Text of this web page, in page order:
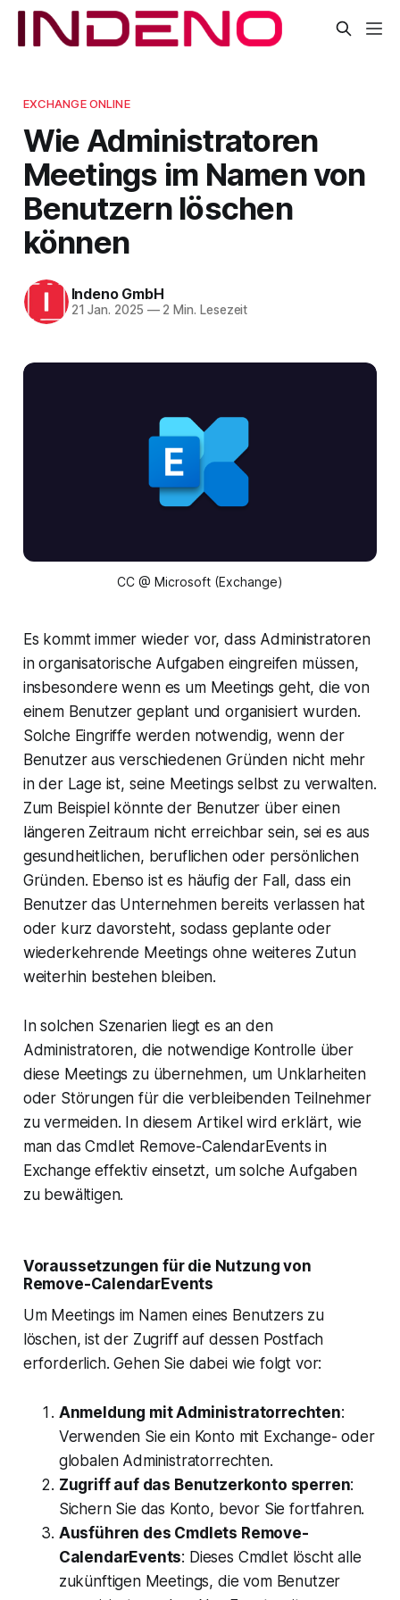
EXCHANGE ONLINE
Wie Administratoren
Meetings im Namen von
Benutzern löschen
können
Indeno GmbH
21 Jan. 2025 —2 Min. Lesezeit
CC @ Microsoft (Exchange)
Es kommt immer wieder vor, dass Administratoren
in organisatorische Aufgaben eingreifen müssen,
insbesondere wenn es um Meetings geht, die von
einem Benutzer geplant und organisiert wurden.
Solche Eingriffe werden notwendig, wenn der
Benutzer aus verschiedenen Gründen nicht mehr
in der Lage ist, seine Meetings selbst zu verwalten.
Zum Beispiel könnte der Benutzer über einen
längeren Zeitraum nicht erreichbar sein, sei es aus
gesundheitlichen, beruflichen oder persönlichen
Gründen. Ebenso ist es häufig der Fall, dass ein
Benutzer das Unternehmen bereits verlassen hat
oder kurz davorsteht, sodass geplante oder
wiederkehrende Meetings ohne weiteres Zutun
weiterhin bestehen bleiben.
In solchen Szenarien liegt es an den
Administratoren, die notwendige Kontrolle über
diese Meetings zu übernehmen, um Unklarheiten
oder Störungen für die verbleibenden Teilnehmer
zu vermeiden. In diesem Artikel wird erklärt, wie
man das Cmdlet Remove-CalendarEvents in
Exchange effektiv einsetzt, um solche Aufgaben
zu bewältigen.
Voraussetzungen für die Nutzung von
Remove-CalendarEvents
Um Meetings im Namen eines Benutzers zu
löschen, ist der Zugriff auf dessen Postfach
erforderlich. Gehen Sie dabei wie folgt vor:
Anmeldung mit Administratorrechten:
Verwenden Sie ein Konto mit Exchange- oder
globalen Administratorrechten.
Zugriff auf das Benutzerkonto sperren:
Sichern Sie das Konto, bevor Sie fortfahren.
Ausführen des Cmdlets Remove-
CalendarEvents: Dieses Cmdlet löscht alle
zukünftigen Meetings, die vom Benutzer